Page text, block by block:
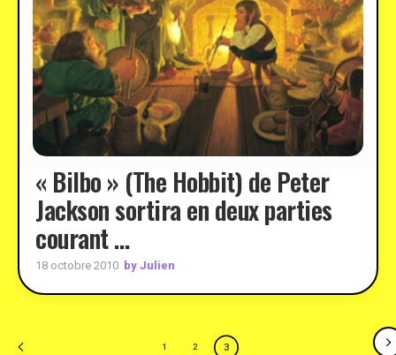
« Bilbo » (The Hobbit) de Peter
Jackson sortira en deux parties
courant …
18 octobre 2010 by Julien
1 2 3